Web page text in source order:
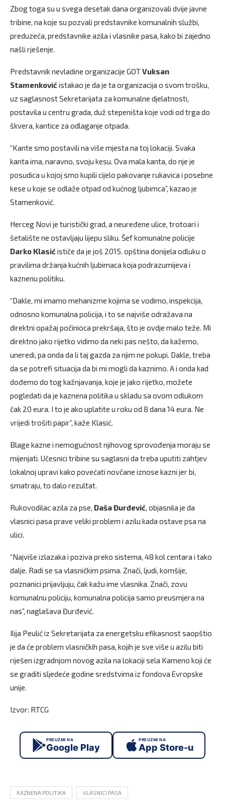
Zbog toga su u svega desetak dana organizovali dvije javne
tribine, na koje su pozvali predstavnike komunalnih službi,
preduzeća, predstavnike azila i vlasnike pasa, kako bi zajedno
našli rješenje.
Predstavnik nevladine organizacije GOTVuksan
Stamenković istakao je da je ta organizacija o svom trošku,
uz saglasnost Sekretarijata za komunalne djelatnosti,
postavila u centru grada, duž stepeništa koje vodi od trga do
škvera, kantice za odlaganje otpada.
“Kante smo postavili na više mjesta na toj lokaciji. Svaka
kanta ima, naravno, svoju kesu. Ova mala kanta, do nje je
posudica u kojoj smo kupili cijelo pakovanje rukavica i posebne
kese u koje se odlaže otpad od kućnog ljubimca”, kazao je
Stamenković.
Herceg Novi je turistički grad, a neuređene ulice, trotoari i
šetalište ne ostavljaju lijepu sliku. Šef komunalne policije
Darko Klasić ističe da je još 2015. opština donijela odluku o
pravilima držanja kućnih ljubimaca koja podrazumijeva i
kaznenu politiku.
“Dakle, mi imamo mehanizme kojima se vodimo, inspekcija,
odnosno komunalna policija, i to se najviše odražava na
direktni opažaj počinioca prekršaja, što je ovdje malo teže. Mi
direktno jako rijetko vidimo da neki pas nešto, da kažemo,
uneredi, pa onda da li taj gazda za njim ne pokupi. Dakle, treba
da se potrefi situacija da bi mi mogli da kaznimo. A i onda kad
dođemo do tog kažnjavanja, koje je jako rijetko, možete
pogledati da je kaznena politika u skladu sa ovom odlukom
čak 20 eura. I to je ako uplatite u roku od 8 dana 14 eura. Ne
vrijedi trošiti papir”, kaže Klasić.
Blage kazne i nemogućnost njihovog sprovođenja moraju se
mijenjati. Učesnici tribine su saglasni da treba uputiti zahtjev
lokalnoj upravi kako povećati novčane iznose kazni jer bi,
smatraju, to dalo rezultat.
Rukovodilac azila za pse, Daša Đurđević, objasnila je da
vlasnici pasa prave veliki problem i azilu kada ostave psa na
ulici.
“Najviše izlazaka i poziva preko sistema, 48 kol centara i tako
dalje. Radi se sa vlasničkim psima. Znači, ljudi, komšije,
poznanici prijavljuju, čak kažu ime vlasnika. Znači, zovu
komunalnu policiju, komunalna policija samo preusmjera na
nas”, naglašava Đurđević.
Ilija Peulić iz Sekretarijata za energetsku efikasnost saopštio
je da će problem vlasničkih pasa, kojih je sve više u azilu biti
riješen izgradnjom novog azila na lokaciji sela Kameno koji će
se graditi sljedeće godine sredstvima iz fondova Evropske
unije.
Izvor: RTCG
PREUZMI NA
Google Play
PREUZMI NA
App Store-u
KAZNENA POLITIKA VLASNICI PASA